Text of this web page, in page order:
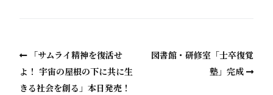
「サムライ精神を復活せ
よ！ 宇宙の屋根の下に共に生
きる社会を創る」本日発売！
図書館・研修室「士卒復覚
塾」完成